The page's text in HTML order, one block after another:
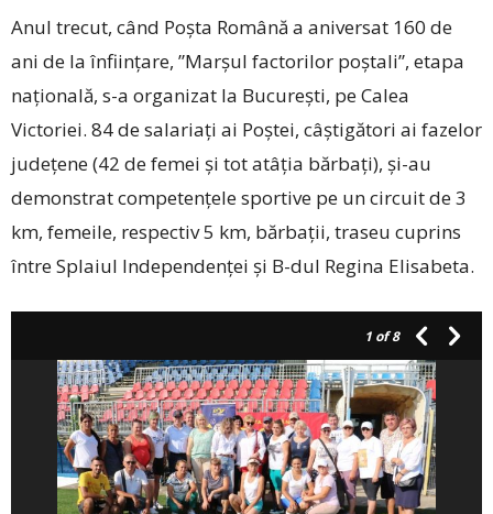
Anul trecut, când Poșta Română a aniversat 160 de
ani de la înființare, ”Marșul factorilor poștali”, etapa
națională, s-a organizat la București, pe Calea
Victoriei. 84 de salariaţi ai Poștei, câștigători ai fazelor
județene (42 de femei și tot atâția bărbați), și-au
demonstrat competențele sportive pe un circuit de 3
km, femeile, respectiv 5 km, bărbații, traseu cuprins
între Splaiul Independenței și B-dul Regina Elisabeta.
1 of 8